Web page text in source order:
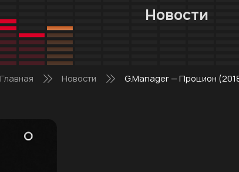
Новости
Главная Новости G.Manager — Процион